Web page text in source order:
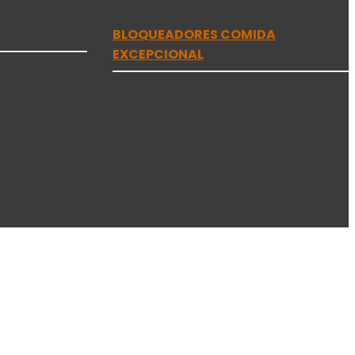
BLOQUEADORES COMIDA
EXCEPCIONAL